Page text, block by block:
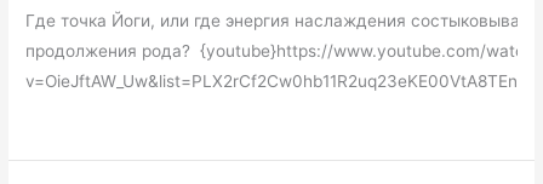
Где точка Йоги, или где энергия наслаждения
продолжения рода? {youtube}https://www.youtube.com/watch?